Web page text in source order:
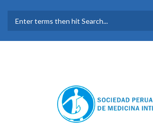
FORMULARIO DE
BÚSQUEDA